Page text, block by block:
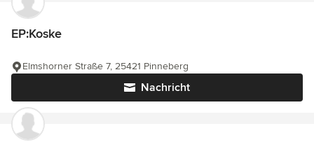
EP:Koske
Nachricht
Elmshorner Straße 7, 25421 Pinneberg